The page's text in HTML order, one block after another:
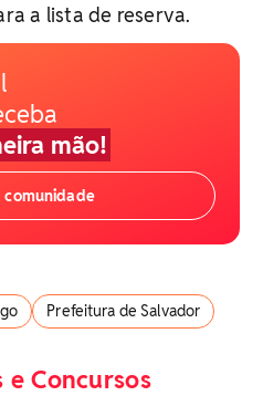
a lista de reserva.
mão!
comunidade
Prefeitura de Salvador
e Concursos